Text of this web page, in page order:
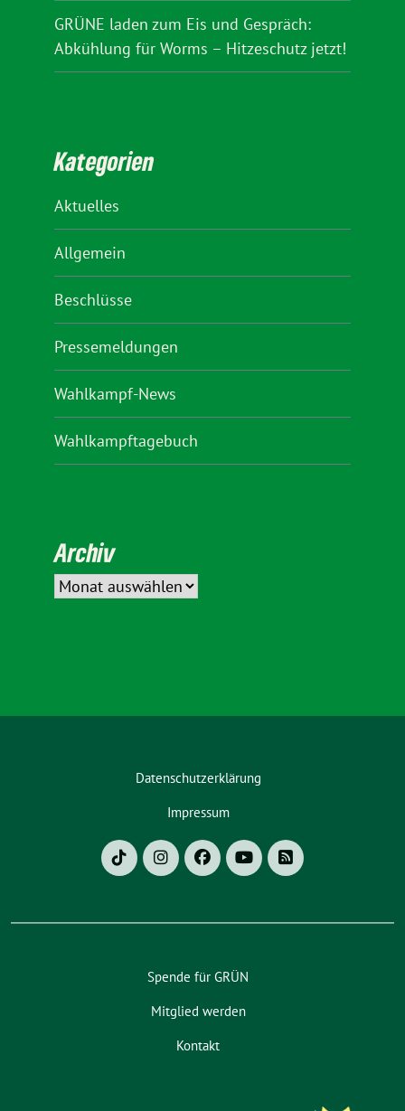
GRÜNE laden zum Eis und Gespräch:
Abkühlung für Worms – Hitzeschutz jetzt!
Kategorien
Aktuelles
Allgemein
Beschlüsse
Pressemeldungen
Wahlkampf-News
Wahlkampftagebuch
Archiv
Datenschutzerklärung
Impressum
Spende für GRÜN
Mitglied werden
Kontakt